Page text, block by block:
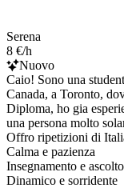
Serena
8 €/h
Nuovo
Caio! Sono una
Canada, a Toronto,
Diploma, ho gia
una persona molto
Offro ripetizioni di
Calma e pazienza
Insegnamento e ascolto
Dinamico e sorridente